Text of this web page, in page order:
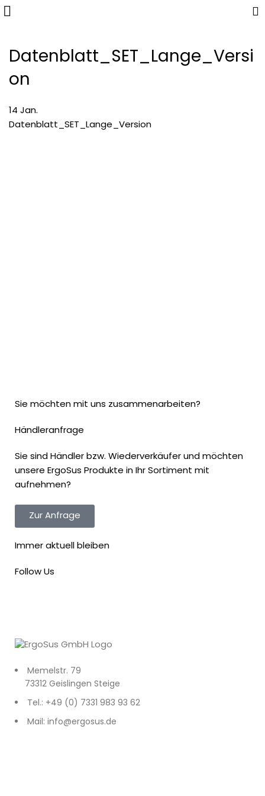
Datenblatt_SET_Lange_Versi
on
14 Jan.
Datenblatt_SET_Lange_Version
Sie möchten mit uns zusammenarbeiten?
Händleranfrage
Sie sind Händler bzw. Wiederverkäufer und möchten
unsere ErgoSus Produkte in Ihr Sortiment mit
aufnehmen?
Zur Anfrage
Immer aktuell bleiben
Follow Us
Memelstr. 79
73312 Geislingen Steige
Tel.: +49 (0) 7331 983 93 62
Mail: info@ergosus.de